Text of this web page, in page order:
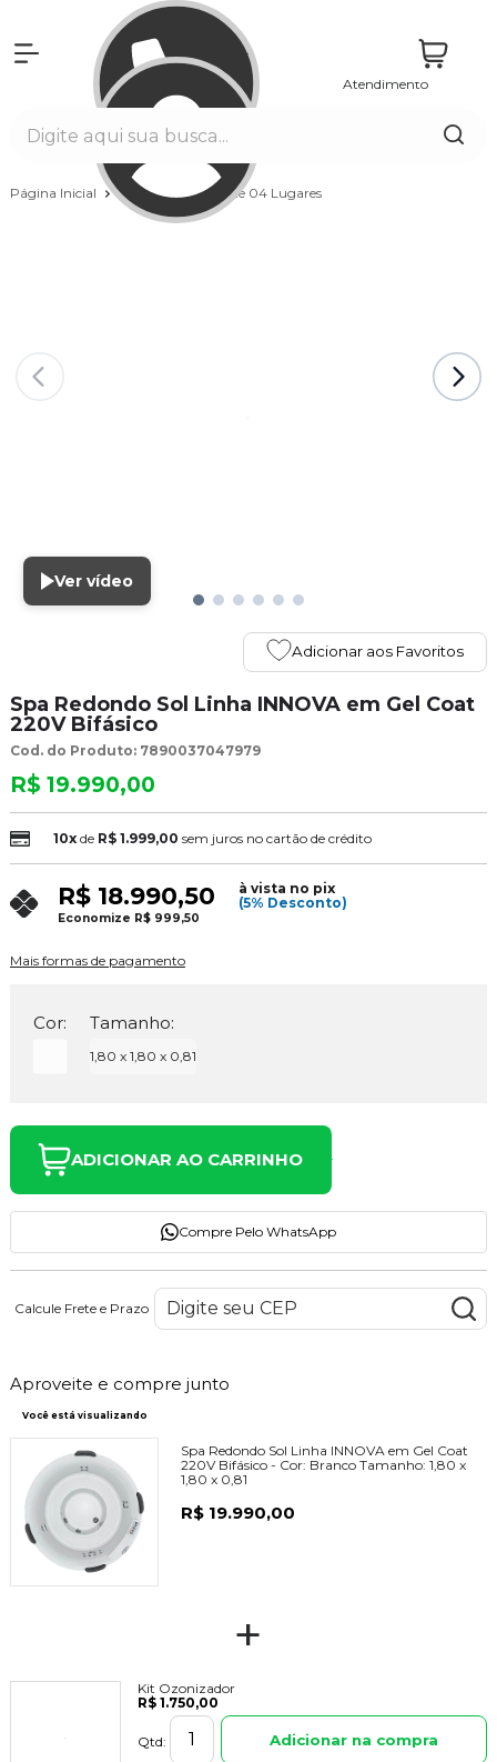
Atendimento
Página Inicial Spas Capacidade 04 Lugares
Ver vídeo
Adicionar aos Favoritos
Spa Redondo Sol Linha INNOVA em Gel Coat
220V Bifásico
Cod. do Produto: 7890037047979
R$ 19.990,00
10xde R$ 1.999,00 sem juros no cartão de crédito
R$ 18.990,50
à vista no pix
(5% Desconto)
Economize R$ 999,50
Mais formas de pagamento
Cor: Tamanho:
1,80 x 1,80 x 0,81
ADICIONAR AO CARRINHO
Compre Pelo WhatsApp
Calcule Frete e Prazo
Aproveite e compre junto
Você está visualizando
Spa Redondo Sol Linha INNOVA em Gel Coat
220V Bifásico - Cor: Branco Tamanho: 1,80 x
1,80 x 0,81
R$ 19.990,00
+
Kit Ozonizador
R$ 1.750,00
Qtd: Adicionar na compra